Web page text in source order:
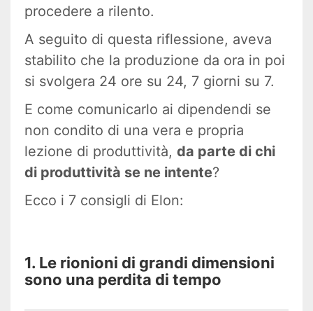
procedere a rilento.
A seguito di questa riflessione, aveva
stabilito che la produzione da ora in poi
si svolgera 24 ore su 24, 7 giorni su 7.
E come comunicarlo ai dipendendi se
non condito di una vera e propria
lezione di produttività, da parte di chi
di produttività se ne intente?
Ecco i 7 consigli di Elon:
1. Le rionioni di grandi dimensioni
sono una perdita di tempo